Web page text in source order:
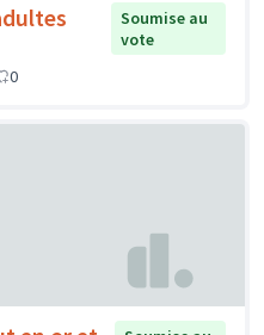
Soumise au
vote
0